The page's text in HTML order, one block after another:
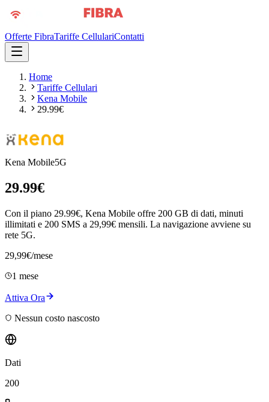
Offerte FibraTariffe CellulariContatti
Home
Tariffe Cellulari
Kena Mobile
29.99€
Kena Mobile5G
29.99€
Con il piano 29.99€, Kena Mobile offre 200 GB di dati, minuti
illimitati e 200 SMS a 29,99€ mensili. La navigazione avviene su
rete 5G.
29,99€/mese
1 mese
Attiva Ora
Nessun costo nascosto
Dati
200